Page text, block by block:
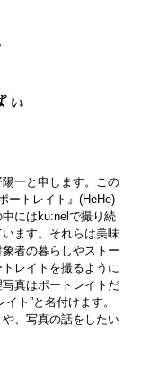
一と申します。この
ートレイト』(HeHe)
にはku:nelで撮り続
ます。それらは美味
者の暮らしやストー
レイトを撮るように
真はポートレイトだ
ト”と名付けます。
、写真の話をしたい